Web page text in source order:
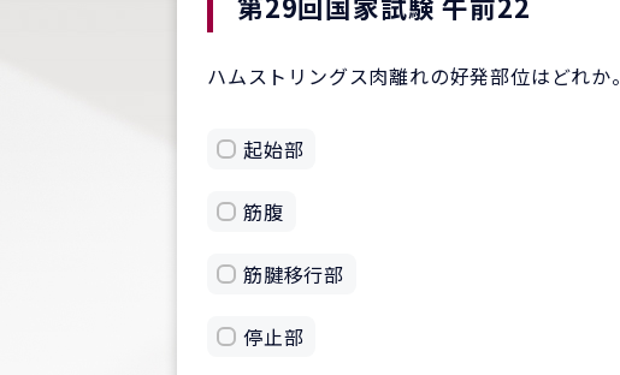
ハムストリングス肉離れの好発部位はどれか。
起始部
筋腹
筋腱移行部
停止部